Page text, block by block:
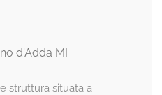
d'Adda MI
struttura situata a